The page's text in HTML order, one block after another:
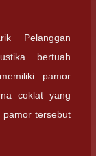
Pelanggan
bertuah
pamor
coklat yang
pamor tersebut